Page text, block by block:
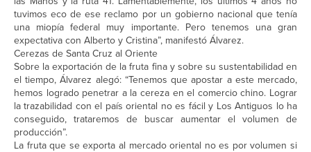
tuvimos eco de ese reclamo por un gobierno nacional que tenía
una miopía federal muy importante. Pero tenemos una gran
expectativa con Alberto y Cristina”, manifestó Álvarez.
Cerezas de Santa Cruz al Oriente
Sobre la exportación de la fruta fina y sobre su sustentabilidad en
el tiempo, Álvarez alegó: “Tenemos que apostar a este mercado,
hemos logrado penetrar a la cereza en el comercio chino. Lograr
la trazabilidad con el país oriental no es fácil y Los Antiguos lo ha
conseguido, trataremos de buscar aumentar el volumen de
producción”.
La fruta que se exporta al mercado oriental no es por volumen si